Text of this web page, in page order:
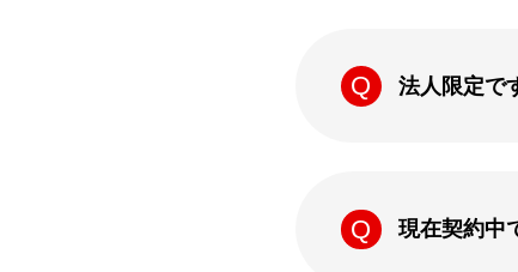
法人限定で
現在契約中